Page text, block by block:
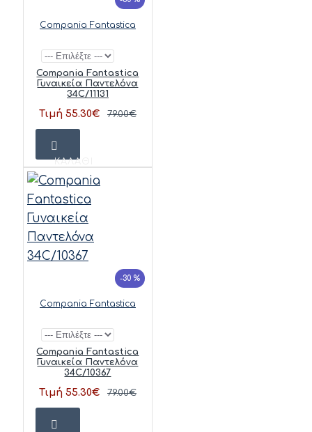
Compania Fantastica
Compania Fantastica
Γυναικεία Παντελόνα
34C/11131
Τιμή 55.30€ 79.00€
ΚΑΛΆΘΙ
-30 %
Compania Fantastica
Compania Fantastica
Γυναικεία Παντελόνα
34C/10367
Τιμή 55.30€ 79.00€